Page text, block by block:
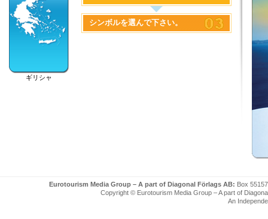
ギリシャ
シンボルを選んで下さい。
Eurotourism Media Group – A part of Diagonal Förlags AB: Box
Copyright © Eurotourism Media Group – A part of
An